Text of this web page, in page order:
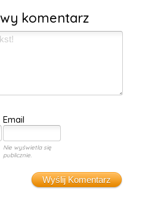
komentarz
Email
Nie wyświetla się
publicznie.
Wyślij Komentarz